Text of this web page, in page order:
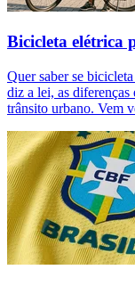
Bicicleta elétrica
Quer saber se
diz a lei, as diferenças
trânsito urbano. Vem